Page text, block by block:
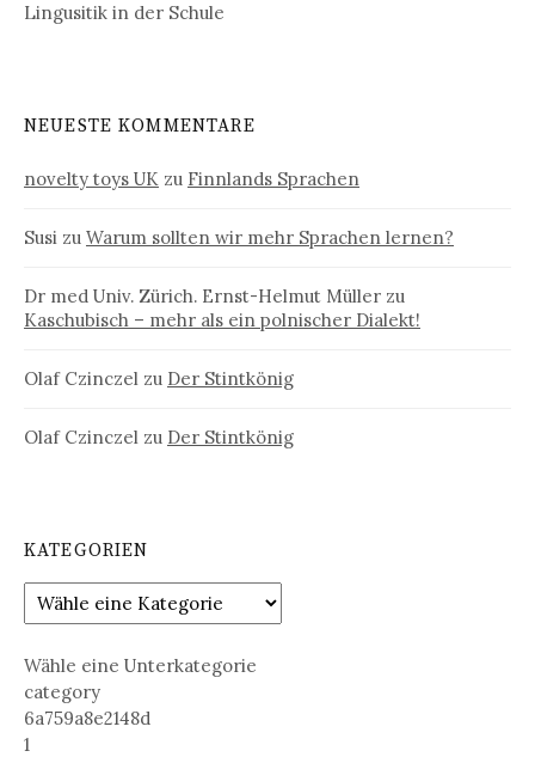
Lingusitik in der Schule
NEUESTE KOMMENTARE
novelty toys UK zu Finnlands Sprachen
Susi zu Warum sollten wir mehr Sprachen lernen?
Dr med Univ. Zürich. Ernst-Helmut Müller zu
Kaschubisch – mehr als ein polnischer Dialekt!
Olaf Czinczel zu Der Stintkönig
Olaf Czinczel zu Der Stintkönig
KATEGORIEN
Wähle eine Unterkategorie
category
6a759a8e2148d
1